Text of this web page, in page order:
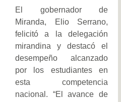
El gobernador de
Miranda, Elio Serrano,
felicitó a la delegación
mirandina y destacó el
desempeño alcanzado
por los estudiantes en
esta competencia
nacional. “El avance de